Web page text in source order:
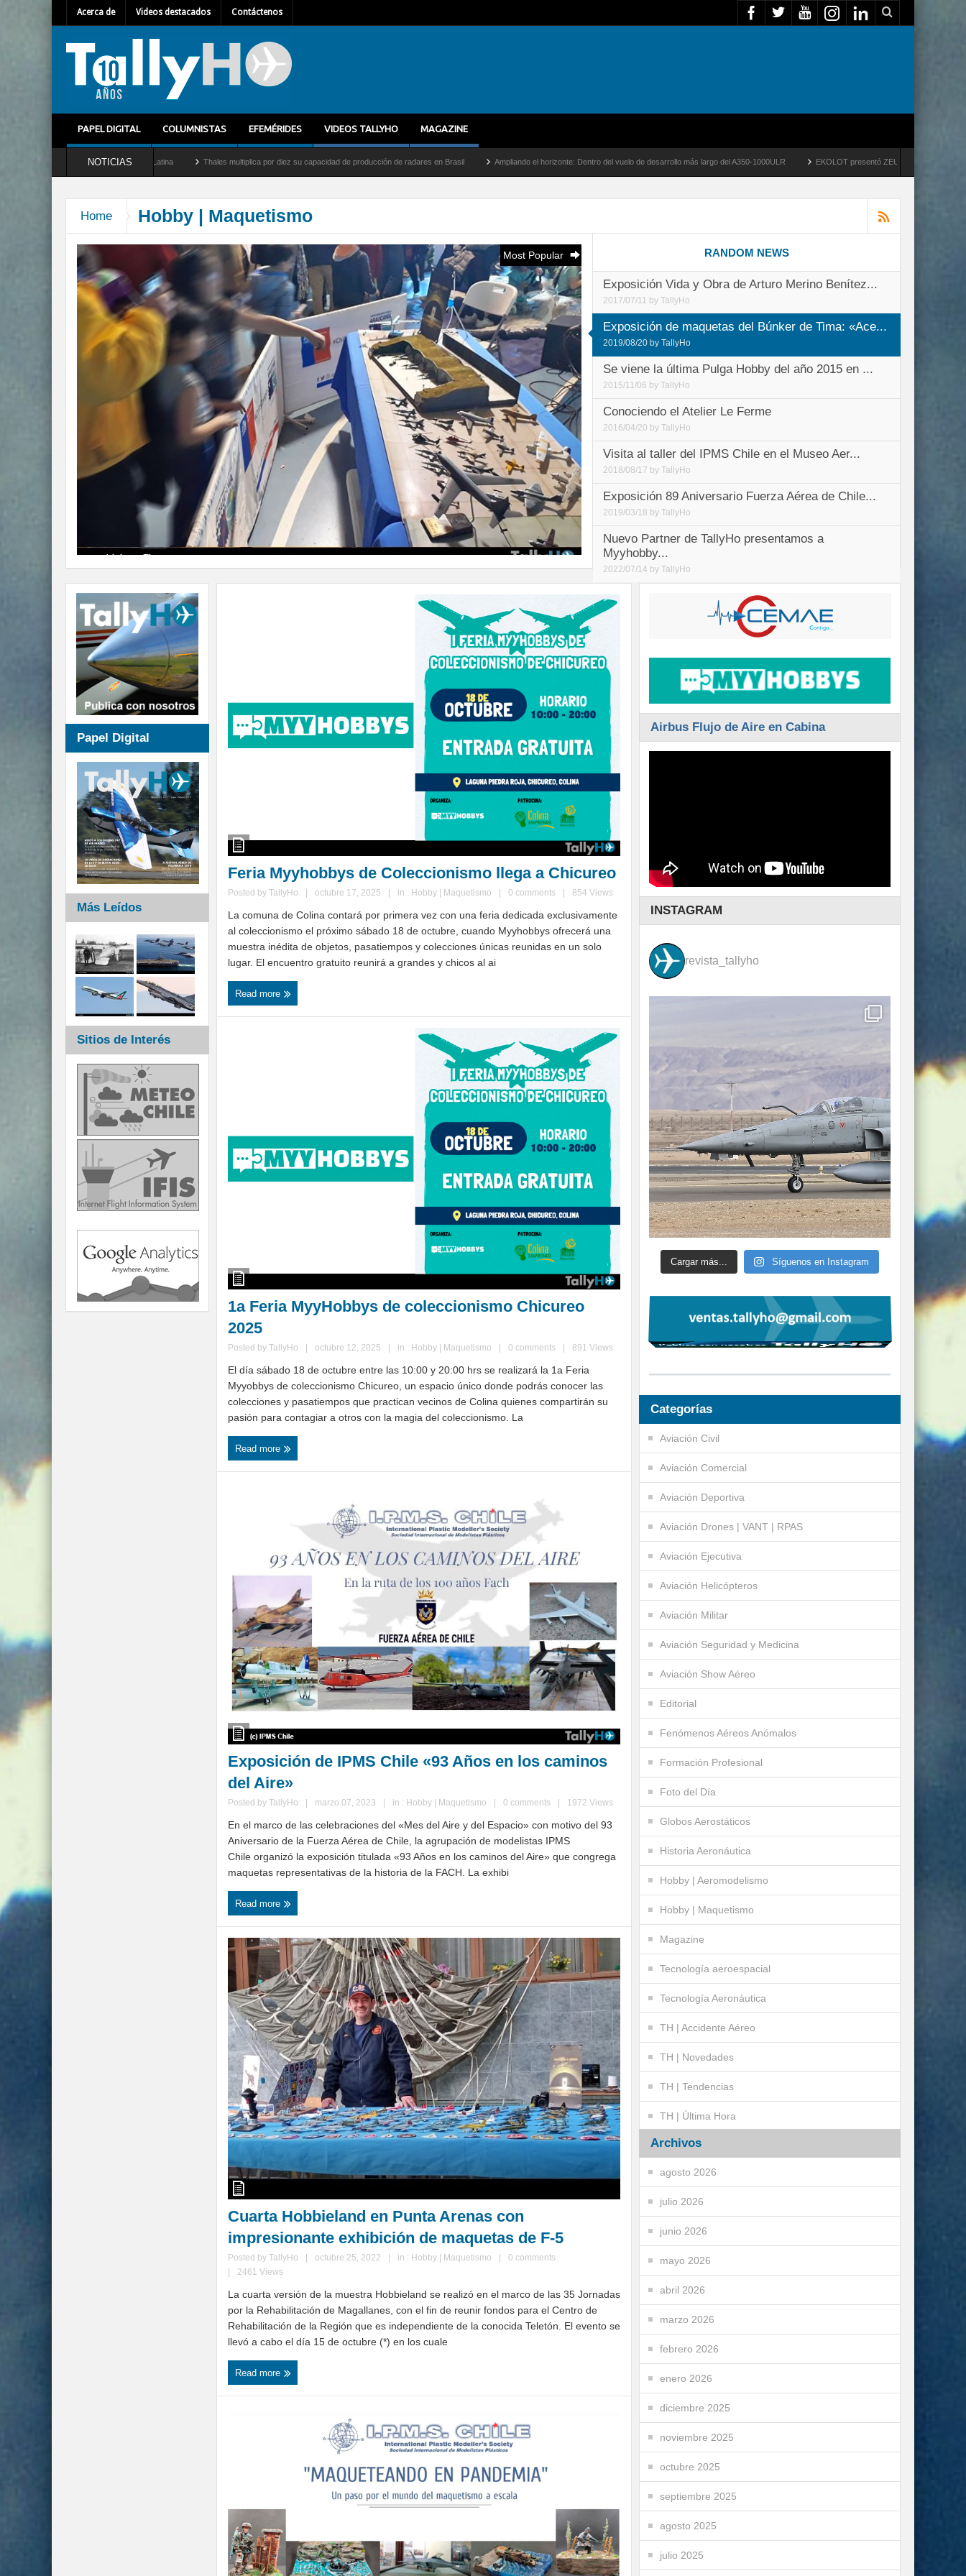
Acerca de Videos destacados Contáctenos
PAPEL DIGITAL COLUMNISTAS EFEMÉRIDES VIDEOS TALLYHO MAGAZINE
NOTICIAS
Thales multiplica por diez su capacidad de producción de radares en Brasil Ampliando el horizonte: Dentro del vuelo de desarrollo más largo del A350-1000ULR EKOLOT presentó ZEUS PHOENIX PX-100 para operaciones
Home Hobby | Maquetismo
Most Popular RANDOM NEWS
Exposición Vida y Obra de Arturo Merino Benítez...
2017/07/11 byTallyHo
Exposición de maquetas del Búnker de Tima: «Ace...
2019/08/20 byTallyHo
Se viene la última Pulga Hobby del año 2015 en ...
2015/11/06 byTallyHo
Conociendo el Atelier Le Ferme
2016/04/20 byTallyHo
Visita al taller del IPMS Chile en el Museo Aer...
2018/08/17 byTallyHo
Exposición 89 Aniversario Fuerza Aérea de Chile...
2019/03/18 byTallyHo
Nuevo Partner de TallyHo presentamos a
Myyhobby...
2022/07/14 byTallyHo
Feria Myyhobbys de Coleccionismo llega a Chicureo
Posted by TallyHo octubre 17, 2025 in : Hobby | Maquetismo 0 comments 854 Views
La comuna de Colina contará por primera vez con una feria dedicada exclusivamente
al coleccionismo el próximo sábado 18 de octubre, cuando Myyhobbys ofrecerá una
muestra inédita de objetos, pasatiempos y colecciones únicas reunidas en un solo
lugar. El encuentro gratuito reunirá a grandes y chicos al ai
Read more
1a Feria MyyHobbys de coleccionismo Chicureo
2025
Posted by TallyHo octubre 12, 2025 in : Hobby | Maquetismo 0 comments 891 Views
El día sábado 18 de octubre entre las 10:00 y 20:00 hrs se realizará la 1a Feria
Myyobbys de coleccionismo Chicureo, un espacio único donde podrás conocer las
colecciones y pasatiempos que practican vecinos de Colina quienes compartirán su
pasión para contagiar a otros con la magia del coleccionismo. La
Read more
Exposición de IPMS Chile «93 Años en los caminos
del Aire»
Posted by TallyHo marzo 07, 2023 in : Hobby | Maquetismo 0 comments 1972 Views
En el marco de las celebraciones del «Mes del Aire y del Espacio» con motivo del 93
Aniversario de la Fuerza Aérea de Chile, la agrupación de modelistas IPMS
Chile organizó la exposición titulada «93 Años en los caminos del Aire» que congrega
maquetas representativas de la historia de la FACH. La exhibi
Read more
Cuarta Hobbieland en Punta Arenas con
impresionante exhibición de maquetas de F-5
Posted by TallyHo octubre 25, 2022 in : Hobby | Maquetismo
0 comments
2461 Views
La cuarta versión de la muestra Hobbieland se realizó en el marco de las 35 Jornadas
por la Rehabilitación de Magallanes, con el fin de reunir fondos para el Centro de
Rehabilitación de la Región que es independiente de la conocida Teletón. El evento se
llevó a cabo el día 15 de octubre (*) en los cuale
Read more
Papel Digital
Más Leídos
Sitios de Interés
Airbus Flujo de Aire en Cabina
INSTAGRAM
revista_tallyho
Cargar más... Síguenos en Instagram
Categorías
Aviación Civil
Aviación Comercial
Aviación Deportiva
Aviación Drones | VANT | RPAS
Aviación Ejecutiva
Aviación Helicópteros
Aviación Militar
Aviación Seguridad y Medicina
Aviación Show Aéreo
Editorial
Fenómenos Aéreos Anómalos
Formación Profesional
Foto del Día
Globos Aerostáticos
Historia Aeronáutica
Hobby | Aeromodelismo
Hobby | Maquetismo
Magazine
Tecnología aeroespacial
Tecnología Aeronáutica
TH | Accidente Aéreo
TH | Novedades
TH | Tendencias
TH | Última Hora
Archivos
agosto 2026
julio 2026
junio 2026
mayo 2026
abril 2026
marzo 2026
febrero 2026
enero 2026
diciembre 2025
noviembre 2025
octubre 2025
septiembre 2025
agosto 2025
julio 2025